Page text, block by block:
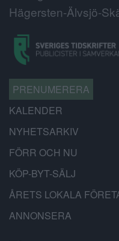
Hägersten-Älvsjö-
PRENUMERERA
KALENDER
NYHETSARKIV
FÖRR OCH NU
KÖP-BYT-SÄLJ
ÅRETS LOKALA
ANNONSERA